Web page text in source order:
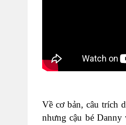
Về cơ bản, câu trích
nhưng cậu bé